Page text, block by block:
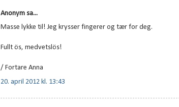
Anonym sa...
Masse lykke til! Jeg krysser fingerer og tær for deg.
Fullt ös, medvetslös!
/ Fortare Anna
20. april 2012 kl. 13:43